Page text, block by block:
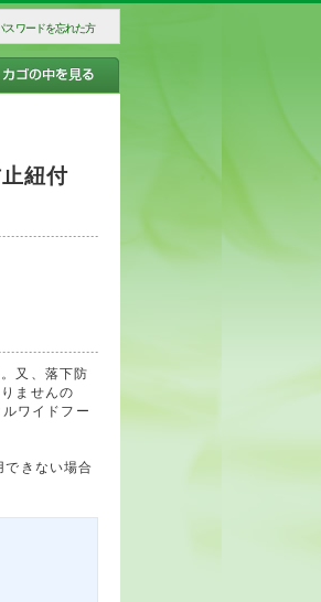
スワードを忘れた方
紐付
又、落下防
ませんの
ワイドフー
きない場合